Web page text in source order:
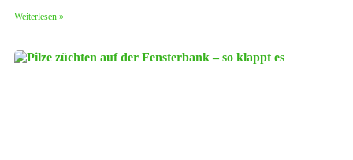
Weiterlesen »